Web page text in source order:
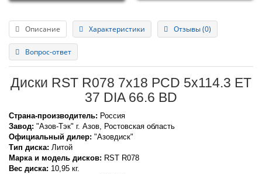
Описание Характеристики Отзывы (0)
Вопрос-ответ
Диски RST R078 7x18 PCD 5x114.3 ET
37 DIA 66.6 BD
Страна-производитель: Россия
Завод: "Азов-Тэк" г. Азов, Ростовская область
Официальный дилер: "Азовдиск"
Тип диска: Литой
Марка и модель дисков: RST R078
Вес диска: 10,95 кг.